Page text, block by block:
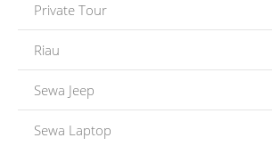
Private Tour
Riau
Sewa Jeep
Sewa Laptop